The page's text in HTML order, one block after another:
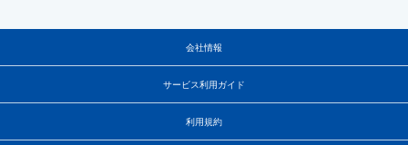
会社情報
サービス利用ガイド
利用規約